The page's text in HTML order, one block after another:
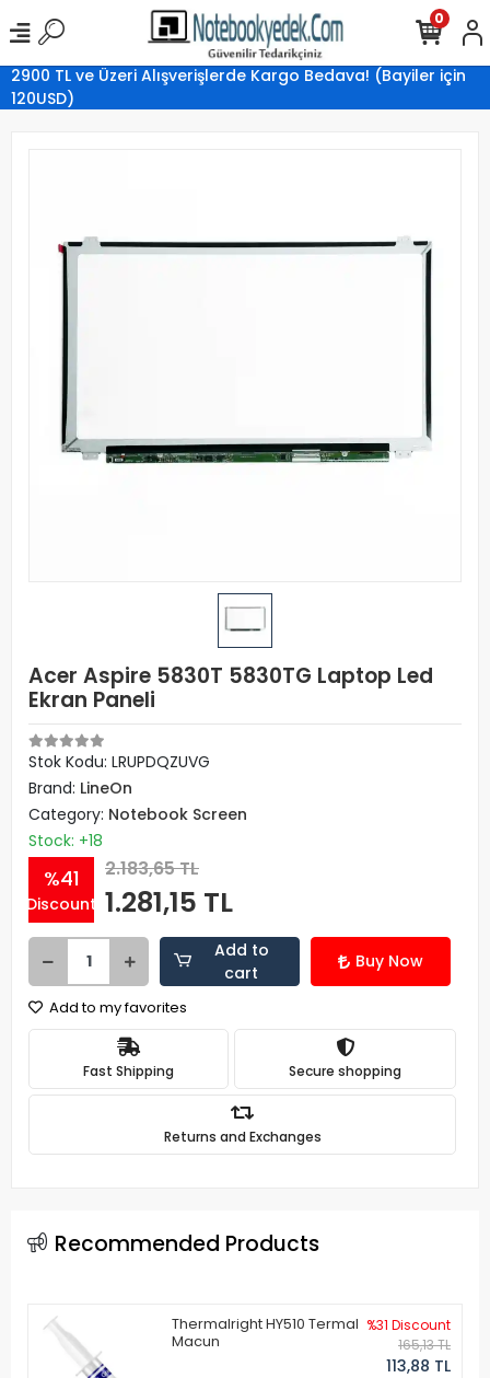
2900 TL ve Üzeri Alışverişlerde Kargo Bedava! (Bayiler için
120USD)
0
Acer Aspire 5830T 5830TG Laptop Led
Ekran Paneli
Stok Kodu: LRUPDQZUVG
Brand: LineOn
Category: Notebook Screen
Stock: +18
%41
Discount
2.183,65 TL
1.281,15 TL
Add to
cart
Buy Now
Add to my favorites
Fast Shipping Secure shopping
Returns and Exchanges
Recommended Products
Thermalright HY510 Termal
Macun
%31 Discount
165,13 TL
113,88 TL